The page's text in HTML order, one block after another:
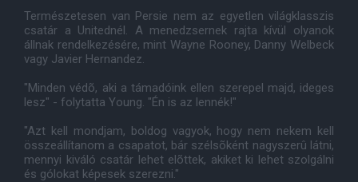
Természetesen van Persie nem az egyetlen világklasszis
csatár a Unitednél. A menedzsernek rajta kívül olyanok
állnak rendelkezésére, mint Wayne Rooney, Danny Welbeck
vagy Javier Hernandez.
"Minden védõ, aki a támadóink ellen szerepel majd, ideges
lesz" - folytatta Young. "Én is az lennék!"
"Azt kell mondjam, boldog vagyok, hogy nem nekem kell
összeállítanom a csapatot, bár szélsõként nagyszerû látni,
mennyi kiváló csatár lehet elõttek, akiket ki lehet szolgálni
és gólokat képesek szerezni."